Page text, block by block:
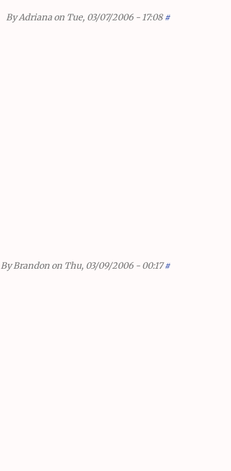
ByAdriana on Tue, 03/07/2006 - 17:08 #
ByBrandon on Thu, 03/09/2006 - 00:17 #